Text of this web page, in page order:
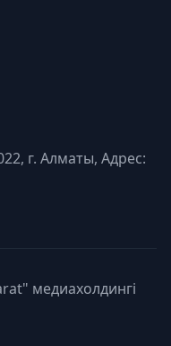
г. Алматы, Адрес:
медиахолдингі